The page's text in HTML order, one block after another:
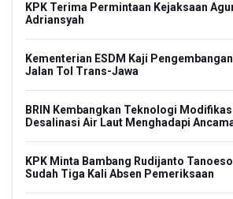
KPK Terima Permintaan Kejaksaan
Adriansyah
Kementerian ESDM Kaji
Jalan Tol Trans-Jawa
BRIN Kembangkan Teknologi
Desalinasi Air Laut Menghadapi
KPK Minta Bambang Rudijanto
Sudah Tiga Kali Absen Pemeriksaan